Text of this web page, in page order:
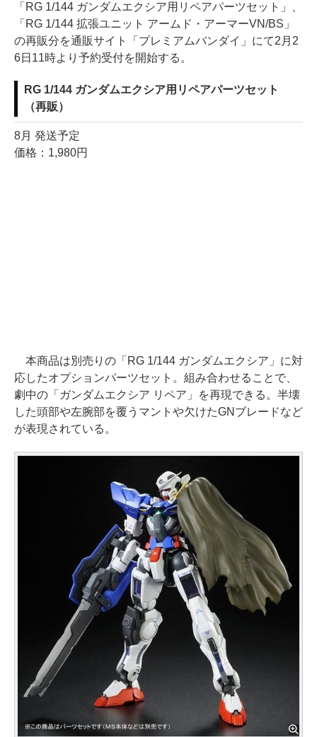
「RG 1/144 ガンダムエクシア用リペアパーツセット」、
「RG 1/144 拡張ユニット アームド・アーマーVN/BS」
の再販分を通販サイト「プレミアムバンダイ」にて2月2
6日11時より予約受付を開始する。
RG 1/144 ガンダムエクシア用リペアパーツセット
（再販）
8月 発送予定
価格：1,980円
本商品は別売りの「RG 1/144 ガンダムエクシア」に対
応したオプションパーツセット。組み合わせることで、
劇中の「ガンダムエクシア リペア」を再現できる。半壊
した頭部や左腕部を覆うマントや欠けたGNブレードなど
が表現されている。